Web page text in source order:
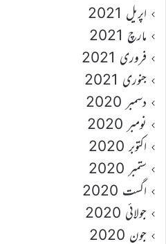
اپریل 2021
مارچ 2021
فروری 2021
جنوری 2021
دسمبر 2020
نومبر 2020
اکتوبر 2020
ستمبر 2020
اگست 2020
جولائی 2020
جون 2020